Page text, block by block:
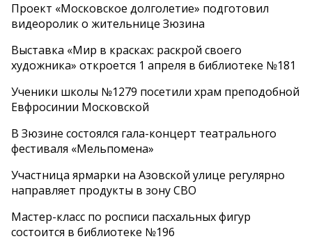
Проект «Московское долголетие» подготовил
видеоролик о жительнице Зюзина
Выставка «Мир в красках: раскрой своего
художника» откроется 1 апреля в библиотеке №181
Ученики школы №1279 посетили храм преподобной
Евфросинии Московской
В Зюзине состоялся гала-концерт театрального
фестиваля «Мельпомена»
Участница ярмарки на Азовской улице регулярно
направляет продукты в зону СВО
Мастер-класс по росписи пасхальных фигур
состоится в библиотеке №196